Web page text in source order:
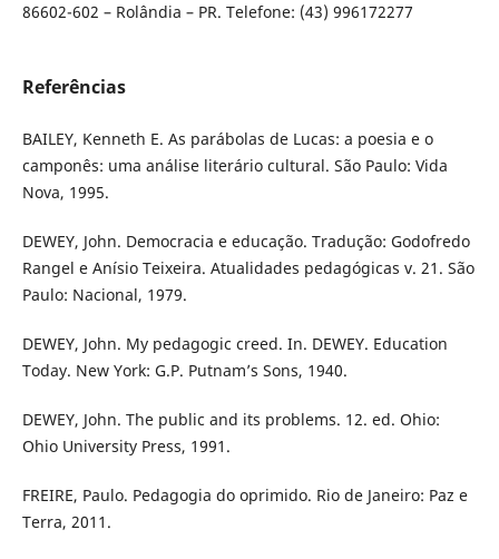
86602-602 – Rolândia – PR. Telefone: (43) 996172277
Referências
BAILEY, Kenneth E. As parábolas de Lucas: a poesia e o
camponês: uma análise literário cultural. São Paulo: Vida
Nova, 1995.
DEWEY, John. Democracia e educação. Tradução: Godofredo
Rangel e Anísio Teixeira. Atualidades pedagógicas v. 21. São
Paulo: Nacional, 1979.
DEWEY, John. My pedagogic creed. In. DEWEY. Education
Today. New York: G.P. Putnam’s Sons, 1940.
DEWEY, John. The public and its problems. 12. ed. Ohio:
Ohio University Press, 1991.
FREIRE, Paulo. Pedagogia do oprimido. Rio de Janeiro: Paz e
Terra, 2011.